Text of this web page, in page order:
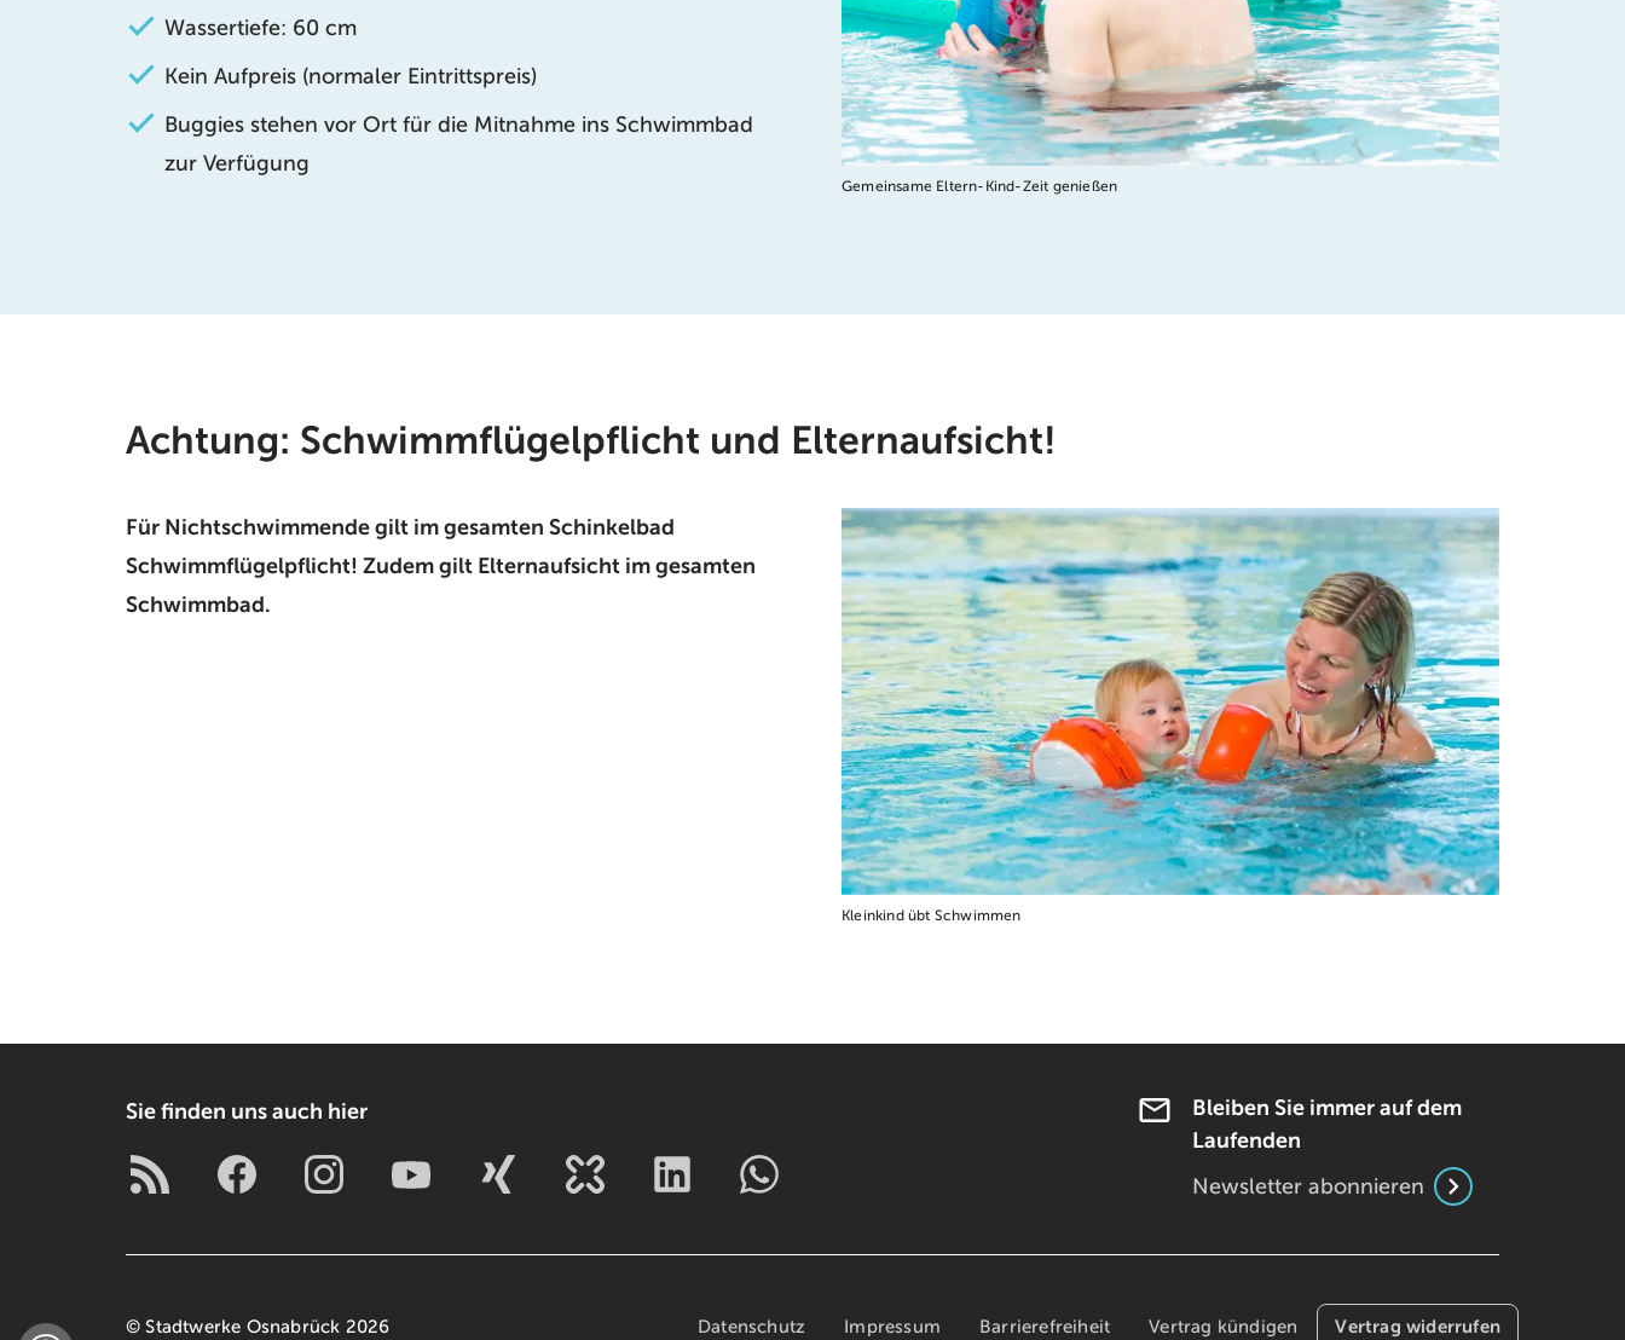
Gemeinsame Eltern-Kind-Zeit genießen
Wassertiefe: 60 cm
Kein Aufpreis (normaler Eintrittspreis)
Buggies stehen vor Ort für die Mitnahme ins Schwimmbad
zur Verfügung
Achtung: Schwimmflügelpflicht und Elternaufsicht!
Kleinkind übt Schwimmen
Für Nichtschwimmende gilt im gesamten Schinkelbad
Schwimmflügelpflicht! Zudem gilt Elternaufsicht im gesamten
Schwimmbad.
Sie finden uns auch hier
Bleiben Sie immer auf dem
Laufenden
Newsletter abonnieren
© Stadtwerke Osnabrück 2026 Datenschutz Impressum Barrierefreiheit Vertrag kündigen Vertrag widerrufen